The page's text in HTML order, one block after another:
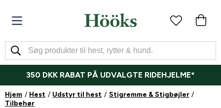
350 DKK RABAT PÅ UDVALGTE RIDEHJELME*
Hjem Hest Udstyr til hest
Stigremme & Stigbøjler
Tilbehør